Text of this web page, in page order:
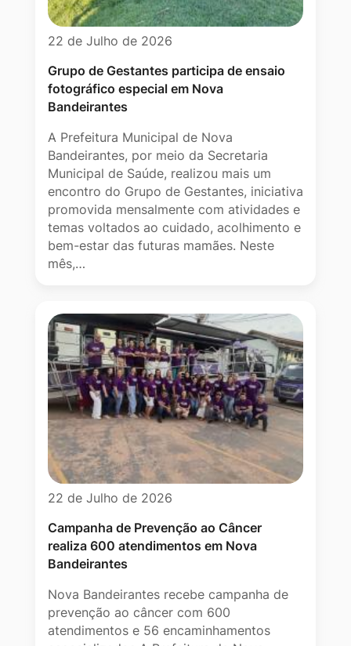
22 de Julho de 2026
Grupo de Gestantes participa de ensaio
fotográfico especial em Nova
Bandeirantes
A Prefeitura Municipal de Nova
Bandeirantes, por meio da Secretaria
Municipal de Saúde, realizou mais um
encontro do Grupo de Gestantes, iniciativa
promovida mensalmente com atividades e
temas voltados ao cuidado, acolhimento e
bem-estar das futuras mamães. Neste
mês,…
22 de Julho de 2026
Campanha de Prevenção ao Câncer
realiza 600 atendimentos em Nova
Bandeirantes
Nova Bandeirantes recebe campanha de
prevenção ao câncer com 600
atendimentos e 56 encaminhamentos